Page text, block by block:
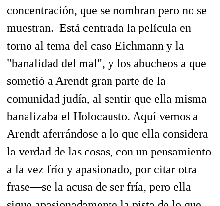
concentración, que se nombran pero no se
muestran. Está centrada la película en
torno al tema del caso Eichmann y la
"banalidad del mal", y los abucheos a que
sometió a Arendt gran parte de la
comunidad judía, al sentir que ella misma
banalizaba el Holocausto. Aquí vemos a
Arendt aferrándose a lo que ella considera
la verdad de las cosas, con un pensamiento
a la vez frío y apasionado, por citar otra
frase—se la acusa de ser fría, pero ella